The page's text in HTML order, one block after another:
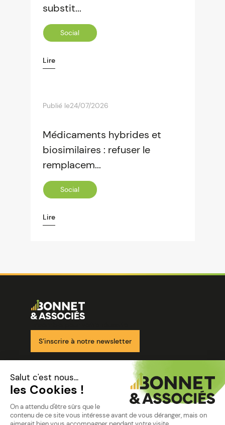
substit...
Social
Lire
Publié le24/07/2026
Médicaments hybrides et
biosimilaires : refuser le
remplacem...
Social
Lire
Image
S’inscrire à notre newsletter
Nos solutions
Nos cabinets
Mon espace client